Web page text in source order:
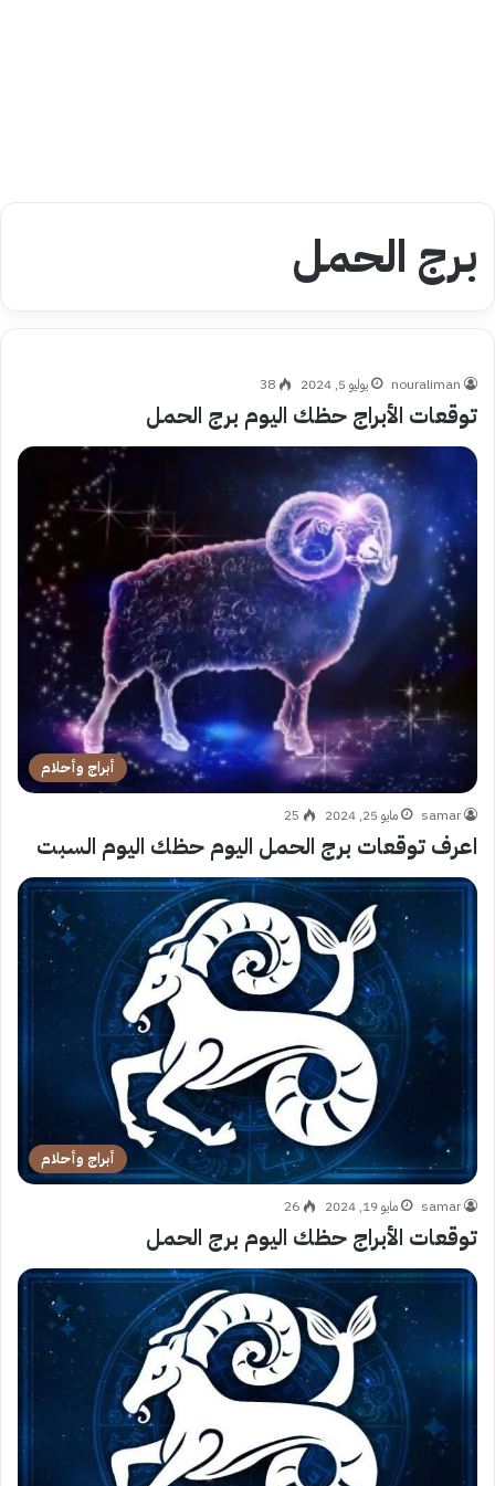
برج الحمل
nouraliman يوليو 5, 2024 38
توقعات الأبراج حظك اليوم برج الحمل
أبراج وأحلام
samar مايو 25, 2024 25
اعرف توقعات برج الحمل اليوم حظك اليوم السبت
أبراج وأحلام
samar مايو 19, 2024 26
توقعات الأبراج حظك اليوم برج الحمل